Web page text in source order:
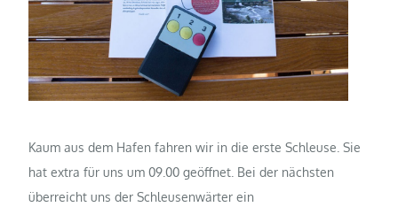
Kaum aus dem Hafen fahren wir in die erste Schleuse. Sie
hat extra für uns um 09.00 geöffnet. Bei der nächsten
überreicht uns der Schleusenwärter ein